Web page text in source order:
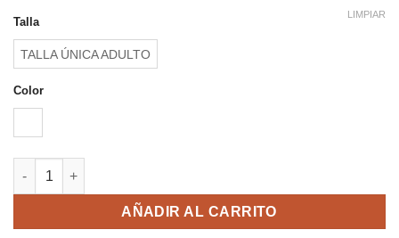
Talla
TALLA ÚNICA ADULTO
Color
LIMPIAR
FERNET cantidad
AÑADIR AL CARRITO